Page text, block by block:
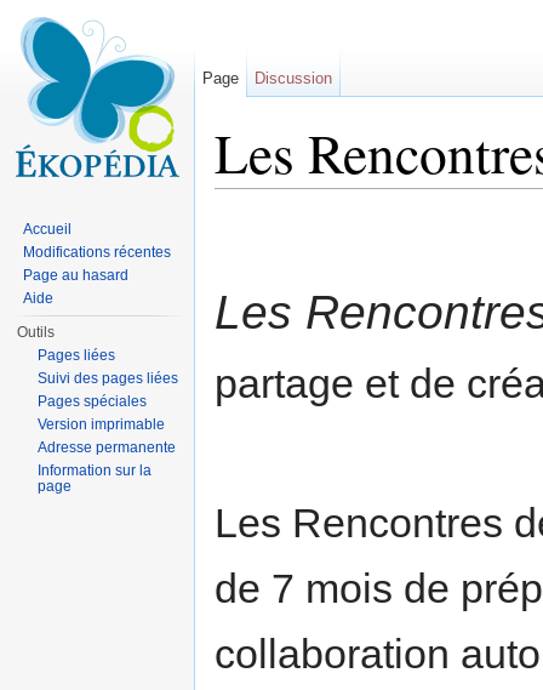
Les
Les
partage et de
Les Rencontres
de 7 mois de
collaboration
Page Discussion
Accueil
Modifications récentes
Page au hasard
Aide
Outils
Pages liées
Suivi des pages liées
Pages spéciales
Version imprimable
Adresse permanente
Information sur la
page